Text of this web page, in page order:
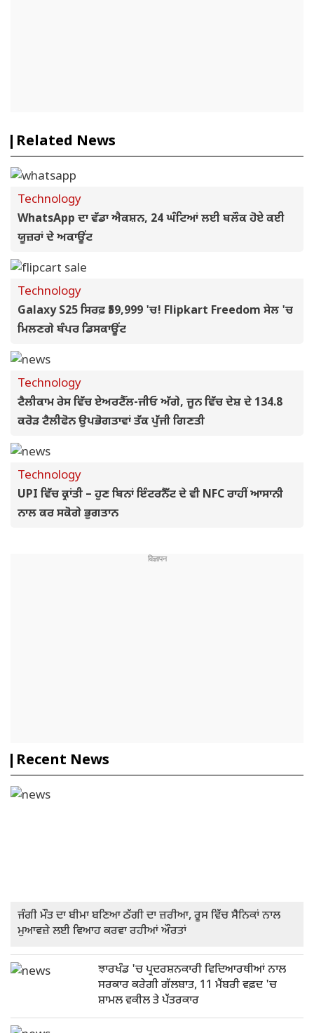
Related News
Technology
WhatsApp ਦਾ ਵੱਡਾ ਐਕਸ਼ਨ, 24 ਘੰਟਿਆਂ ਲਈ ਬਲੌਕ ਹੋਏ ਕਈ
ਯੂਜ਼ਰਾਂ ਦੇ ਅਕਾਊਂਟ
Technology
Galaxy S25 ਸਿਰਫ਼ ₹59,999 'ਚ! Flipkart Freedom ਸੇਲ 'ਚ
ਮਿਲਣਗੇ ਬੰਪਰ ਡਿਸਕਾਊਂਟ
Technology
ਟੈਲੀਕਾਮ ਰੇਸ ਵਿੱਚ ਏਅਰਟੈੱਲ-ਜੀਓ ਅੱਗੇ, ਜੂਨ ਵਿੱਚ ਦੇਸ਼ ਦੇ 134.8
ਕਰੋੜ ਟੈਲੀਫੋਨ ਉਪਭੋਗਤਾਵਾਂ ਤੱਕ ਪੁੱਜੀ ਗਿਣਤੀ
Technology
UPI ਵਿੱਚ ਕ੍ਰਾਂਤੀ – ਹੁਣ ਬਿਨਾਂ ਇੰਟਰਨੈੱਟ ਦੇ ਵੀ NFC ਰਾਹੀਂ ਆਸਾਨੀ
ਨਾਲ ਕਰ ਸਕੋਗੇ ਭੁਗਤਾਨ
Recent News
ਜੰਗੀ ਮੌਤ ਦਾ ਬੀਮਾ ਬਣਿਆ ਠੱਗੀ ਦਾ ਜ਼ਰੀਆ, ਰੂਸ ਵਿੱਚ ਸੈਨਿਕਾਂ ਨਾਲ
ਮੁਆਵਜ਼ੇ ਲਈ ਵਿਆਹ ਕਰਵਾ ਰਹੀਆਂ ਔਰਤਾਂ
ਝਾਰਖੰਡ 'ਚ ਪ੍ਰਦਰਸ਼ਨਕਾਰੀ ਵਿਦਿਆਰਥੀਆਂ ਨਾਲ
ਸਰਕਾਰ ਕਰੇਗੀ ਗੱਲਬਾਤ, 11 ਮੈਂਬਰੀ ਵਫ਼ਦ 'ਚ
ਸ਼ਾਮਲ ਵਕੀਲ ਤੇ ਪੱਤਰਕਾਰ